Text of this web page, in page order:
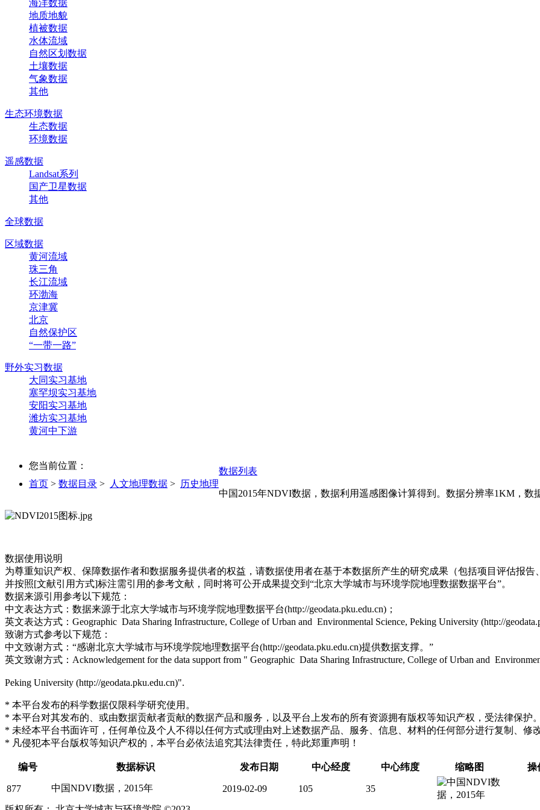
海洋数据
地质地貌
植被数据
水体流域
自然区划数据
土壤数据
气象数据
其他
生态环境数据
生态数据
环境数据
遥感数据
Landsat系列
国产卫星数据
其他
全球数据
区域数据
黄河流域
珠三角
长江流域
环渤海
京津冀
北京
自然保护区
“一带一路”
野外实习数据
大同实习基地
塞罕坝实习基地
安阳实习基地
潍坊实习基地
黄河中下游
您当前位置：
首页 > 数据目录 > 人文地理数据 > 历史地理
数据列表
中国2015年NDVI数据，数据利用遥感图像计算得到。数据分辨率1KM，数
数据使用说明
为尊重知识产权、保障数据作者和数据服务提供者的权益，请数据使用者在基于本数据所产生的研究成果（包括项目评估报
并按照[文献引用方式]标注需引用的参考文献，同时将可公开成果提交到“北京大学城市与环境学院地理数据数据平台”。
数据来源引用参考以下规范：
中文表达方式：数据来源于北京大学城市与环境学院地理数据平台(http://geodata.pku.edu.cn)；
英文表达方式：Geographic Data Sharing Infrastructure, College of Urban and Environmental Science, Peking University (http://
致谢方式参考以下规范：
中文致谢方式：“感谢北京大学城市与环境学院地理数据平台(http://geodata.pku.edu.cn)提供数据支撑。”
英文致谢方式：Acknowledgement for the data support from " Geographic Data Sharing Infrastructure, College of Urban and
Peking University (http://geodata.pku.edu.cn)".
* 本平台发布的科学数据仅限科学研究使用。
* 本平台对其发布的、或由数据贡献者贡献的数据产品和服务，以及平台上发布的所有资源拥有版权等知识产权，受法律保护
* 未经本平台书面许可，任何单位及个人不得以任何方式或理由对上述数据产品、服务、信息、材料的任何部分进行复制、修
* 凡侵犯本平台版权等知识产权的，本平台必依法追究其法律责任，特此郑重声明！
编号 数据标识 发布日期 中心经度 中心纬度 缩略图 操
877 中国NDVI数据，2015年 2019-02-09 105
35